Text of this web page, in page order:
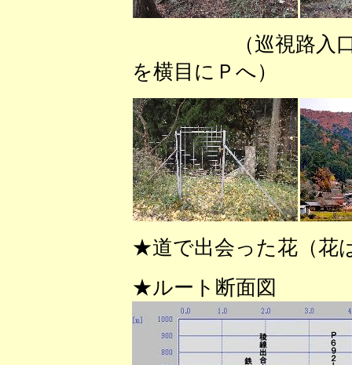
（巡視路入
を横目にＰへ）
★道で出会った花（花
★ルート断面図